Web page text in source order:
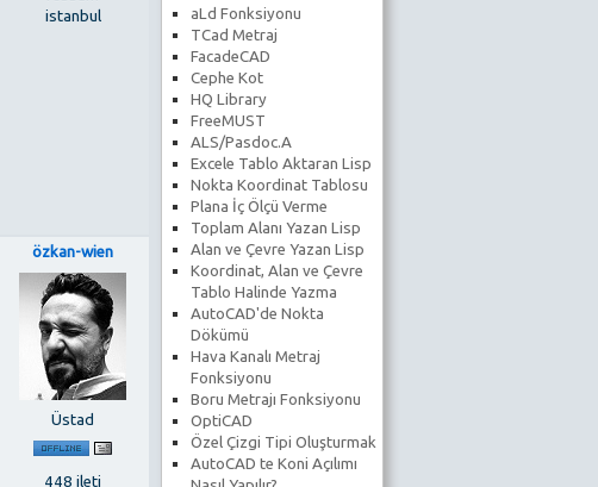
aLd Fonksiyonu
TCad Metraj
FacadeCAD
Cephe Kot
HQ Library
FreeMUST
ALS/Pasdoc.A
Excele Tablo Aktaran Lisp
Nokta Koordinat Tablosu
Plana İç Ölçü Verme
Toplam Alanı Yazan Lisp
Alan ve Çevre Yazan Lisp
Koordinat, Alan ve Çevre
Tablo Halinde Yazma
AutoCAD'de Nokta
Dökümü
Hava Kanalı Metraj
Fonksiyonu
Boru Metrajı Fonksiyonu
OptiCAD
Özel Çizgi Tipi Oluşturmak
AutoCAD te Koni Açılımı
istanbul
özkan-wien
Üstad
448 ileti